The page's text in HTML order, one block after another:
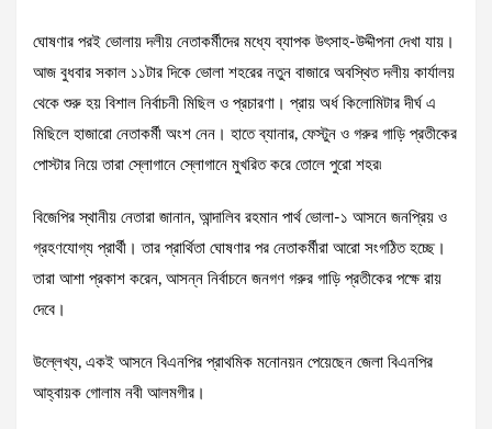
ঘোষণার পরই ভোলায় দলীয় নেতাকর্মীদের মধ্যে ব্যাপক উৎসাহ-উদ্দীপনা দেখা যায়।
আজ বুধবার সকাল ১১টার দিকে ভোলা শহরের নতুন বাজারে অবস্থিত দলীয় কার্যালয়
থেকে শুরু হয় বিশাল নির্বাচনী মিছিল ও প্রচারণা। প্রায় অর্ধ কিলোমিটার দীর্ঘ এ
মিছিলে হাজারো নেতাকর্মী অংশ নেন। হাতে ব্যানার, ফেস্টুন ও গরুর গাড়ি প্রতীকের
পোস্টার নিয়ে তারা স্লোগানে স্লোগানে মুখরিত করে তোলে পুরো শহর৷
বিজেপির স্থানীয় নেতারা জানান, আন্দালিব রহমান পার্থ ভোলা-১ আসনে জনপ্রিয় ও
গ্রহণযোগ্য প্রার্থী। তার প্রার্থিতা ঘোষণার পর নেতাকর্মীরা আরো সংগঠিত হচ্ছে।
তারা আশা প্রকাশ করেন, আসন্ন নির্বাচনে জনগণ গরুর গাড়ি প্রতীকের পক্ষে রায়
দেবে।
উল্লেখ্য, একই আসনে বিএনপির প্রাথমিক মনোনয়ন পেয়েছেন জেলা বিএনপির
আহ্বায়ক গোলাম নবী আলমগীর।